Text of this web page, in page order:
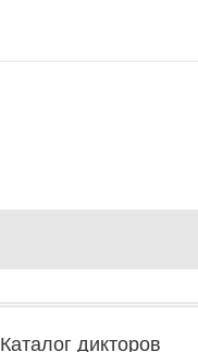
Каталог дикторов